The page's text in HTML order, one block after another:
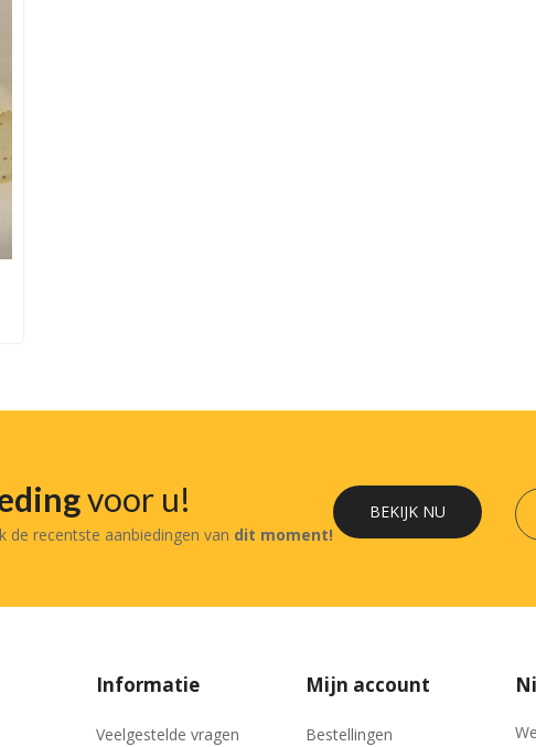
voor u!
de recentste aanbiedingen van dit moment!
BEKIJK NU
Informatie
Veelgestelde vragen
Mijn account
Bestellingen